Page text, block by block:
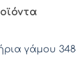
γάμου 3484